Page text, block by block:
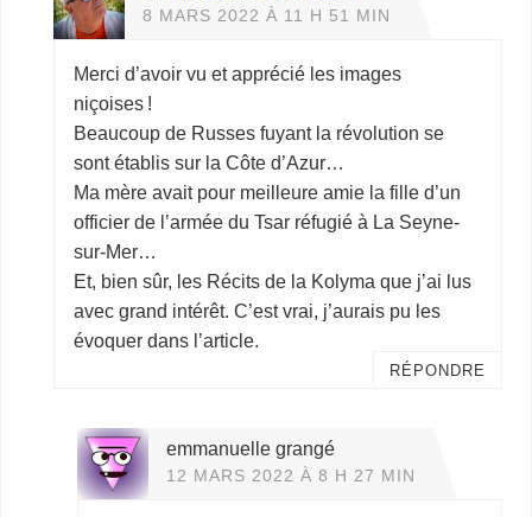
8 MARS 2022 À 11 H 51 MIN
Merci d’avoir vu et apprécié les images
niçoises !
Beaucoup de Russes fuyant la révolution se
sont établis sur la Côte d’Azur…
Ma mère avait pour meilleure amie la fille d’un
officier de l’armée du Tsar réfugié à La Seyne-
sur-Mer…
Et, bien sûr, les Récits de la Kolyma que j’ai lus
avec grand intérêt. C’est vrai, j’aurais pu les
évoquer dans l’article.
RÉPONDRE
emmanuelle grangé
12 MARS 2022 À 8 H 27 MIN